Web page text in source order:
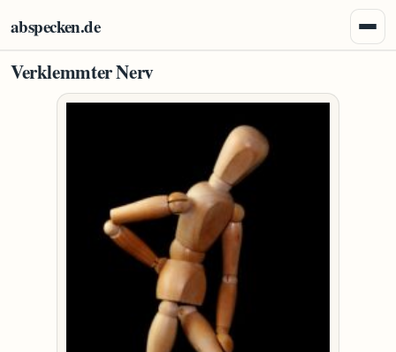
abspecken.de
Verklemmter Nerv